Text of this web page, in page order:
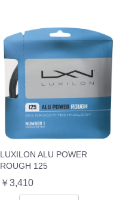
LUXILON ALU POWER
ROUGH 125
￥3,410